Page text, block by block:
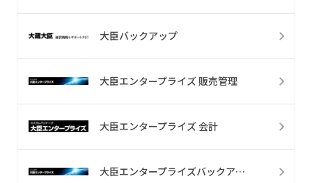
大臣バックアップ
大臣エンタープライズ 販売管理
大臣エンタープライズ 会計
大臣エンタープライズバックアップ